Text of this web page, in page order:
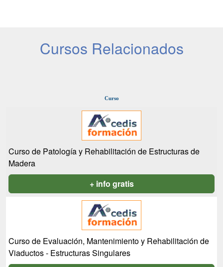
Cursos Relacionados
Curso
Curso de Patología y Rehabilitación de Estructuras de
Madera
+ info gratis
Curso de Evaluación, Mantenimiento y Rehabilitación de
Viaductos - Estructuras Singulares